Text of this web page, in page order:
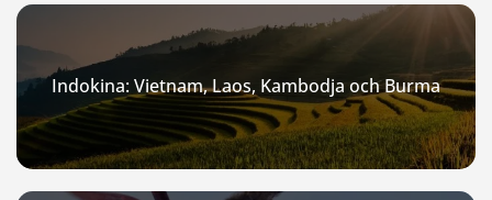
Indokina: Vietnam, Laos, Kambodja och Burma